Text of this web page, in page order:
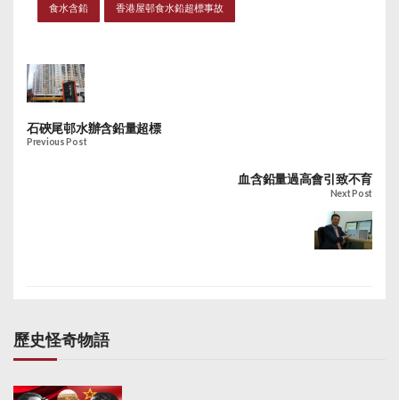
食水含鉛 香港屋邨食水鉛超標事故
石硤尾邨水辦含鉛量超標
Previous Post
血含鉛量過高會引致不育
Next Post
歷史怪奇物語